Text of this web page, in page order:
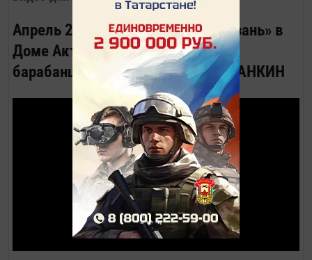
Апрель 2023. Вечер журнала «Казань» в
Доме Актёра. Песню «Весёлый
барабанщик» исполняет Роман ЛАНКИН